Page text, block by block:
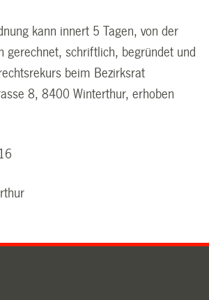
kann innert 5 Tagen, von der
gerechnet, schriftlich, begründet und
beim Bezirksrat
8, 8400 Winterthur, erhoben